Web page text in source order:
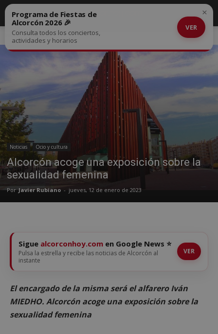
Inicio Noticias
Noticias Ocio y cultura
Alcorcón acoge una exposición sobre la
sexualidad femenina
Por Javier Rubiano - jueves, 12 de enero de 2023
Programa de Fiestas de
Alcorcón 2026 🎉
Consulta todos los conciertos,
actividades y horarios
VER
×
Sigue alcorconhoy.com en Google News ⭐
Pulsa la estrella y recibe las noticias de Alcorcón al
instante
VER
El encargado de la misma será el alfarero Iván
MIEDHO. Alcorcón acoge una exposición sobre la
sexualidad femenina